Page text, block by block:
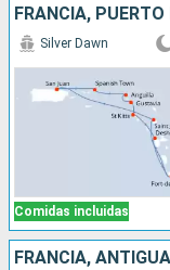
Comidas incluidas
Silver Dawn